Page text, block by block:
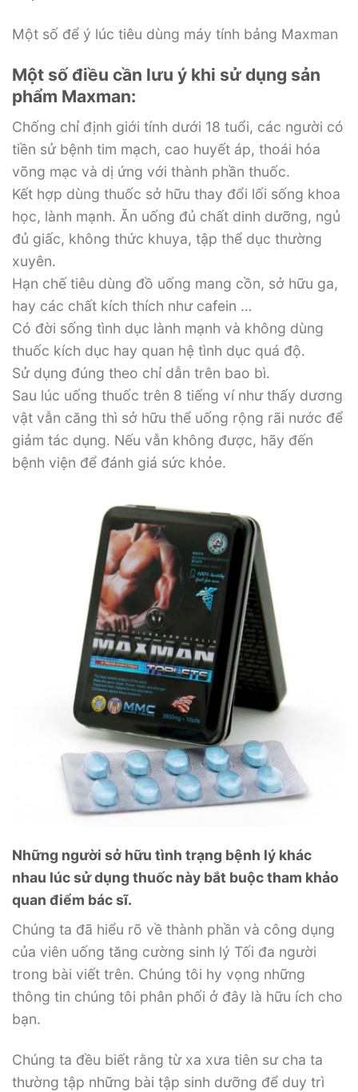
Một số để ý lúc tiêu dùng máy tính bảng Maxman
Một số điều cần lưu ý khi sử dụng sản
phẩm Maxman:
Chống chỉ định giới tính dưới 18 tuổi, các người có
tiền sử bệnh tim mạch, cao huyết áp, thoái hóa
võng mạc và dị ứng với thành phần thuốc.
Kết hợp dùng thuốc sở hữu thay đổi lối sống khoa
học, lành mạnh. Ăn uống đủ chất dinh dưỡng, ngủ
đủ giấc, không thức khuya, tập thể dục thường
xuyên.
Hạn chế tiêu dùng đồ uống mang cồn, sở hữu ga,
hay các chất kích thích như cafein …
Có đời sống tình dục lành mạnh và không dùng
thuốc kích dục hay quan hệ tình dục quá độ.
Sử dụng đúng theo chỉ dẫn trên bao bì.
Sau lúc uống thuốc trên 8 tiếng ví như thấy dương
vật vẫn căng thì sở hữu thể uống rộng rãi nước để
giảm tác dụng. Nếu vẫn không được, hãy đến
bệnh viện để đánh giá sức khỏe.
Những người sở hữu tình trạng bệnh lý khác
nhau lúc sử dụng thuốc này bắt buộc tham khảo
quan điểm ​​bác sĩ.
Chúng ta đã hiểu rõ về thành phần và công dụng
của viên uống tăng cường sinh lý Tối đa người
trong bài viết trên. Chúng tôi hy vọng những
thông tin chúng tôi phân phối ở đây là hữu ích cho
bạn.
Chúng ta đều biết rằng từ xa xưa tiên sư cha ta
thường tập những bài tập sinh dưỡng để duy trì